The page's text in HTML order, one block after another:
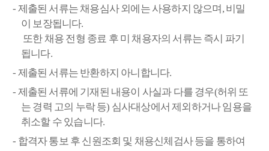
- 제출된 서류는 채용심사 외에는 사용하지 않으며 , 비밀
이 보장됩니다.
또한 채용 전형 종료 후 미 채용자의 서류는 즉시 파기
됩니다.
- 제출된 서류는 반환하지 아니합니다.
- 제출된 서류에 기재된 내용이 사실과 다를 경우(허위 또
는 경력 고의 누락 등) 심사대상에서 제외하거나 임용을
취소할 수 있습니다.
- 합격자 통보 후 신원조회 및 채용신체검사 등을 통하여